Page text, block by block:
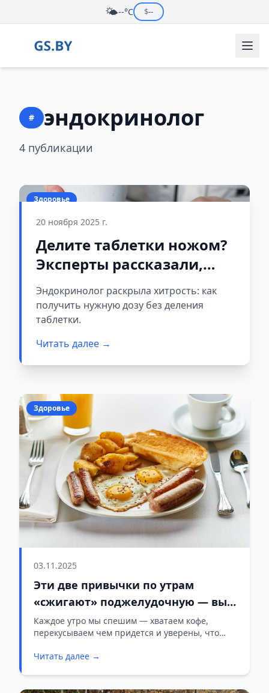
🌤️--°C $--
# эндокринолог
4 публикации
Здоровье
20 ноября 2025 г.
Делите таблетки ножом?
Эксперты рассказали,
почему так делать
опасно
Эндокринолог раскрыла хитрость: как
получить нужную дозу без деления
таблетки.
Читать далее →
Здоровье
03.11.2025
Эти две привычки по утрам
«сжигают» поджелудочную — вы
точно делаете хотя бы одну
Каждое утро мы спешим — хватаем кофе,
перекусываем чем придется и уверены, что
именно с завтрака многие начинают разрушать
Читать далее →